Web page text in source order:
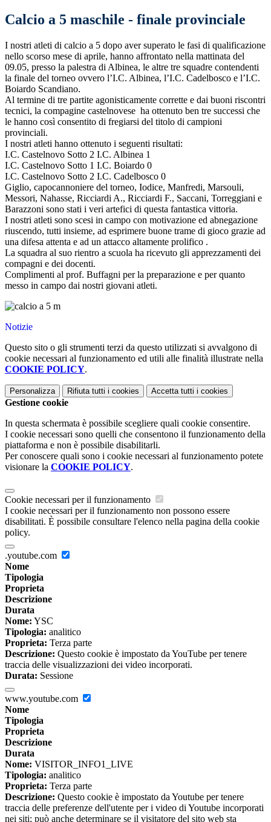
Calcio a 5 maschile - finale provinciale
I nostri atleti di calcio a 5 dopo aver superato le fasi di qualificazione
nello scorso mese di aprile, hanno affrontato nella mattinata del
09.05, presso la palestra di Albinea, le altre tre squadre contendenti
la finale del torneo ovvero l’I.C. Albinea, l’I.C. Cadelbosco e l’I.C.
Boiardo Scandiano.
Al termine di tre partite agonisticamente corrette e dai buoni riscontri
tecnici, la compagine castelnovese ha ottenuto ben tre successi che
le hanno così consentito di fregiarsi del titolo di campioni
provinciali.
I nostri atleti hanno ottenuto i seguenti risultati:
I.C. Castelnovo Sotto 2 I.C. Albinea 1
I.C. Castelnovo Sotto 1 I.C. Boiardo 0
I.C. Castelnovo Sotto 2 I.C. Cadelbosco 0
Giglio, capocannoniere del torneo, Iodice, Manfredi, Marsouli,
Messori, Nahasse, Ricciardi A., Ricciardi F., Saccani, Torreggiani e
Barazzoni sono stati i veri artefici di questa fantastica vittoria.
I nostri atleti sono scesi in campo con motivazione ed abnegazione
riuscendo, tutti insieme, ad esprimere buone trame di gioco grazie ad
una difesa attenta e ad un attacco altamente prolifico .
La squadra al suo rientro a scuola ha ricevuto gli apprezzamenti dei
compagni e dei docenti.
Complimenti al prof. Buffagni per la preparazione e per quanto
messo in campo dai nostri giovani atleti.
Notizie
Questo sito o gli strumenti terzi da questo utilizzati si avvalgono di
cookie necessari al funzionamento ed utili alle finalità illustrate nella
COOKIE POLICY.
Personalizza Rifiuta tutti i cookies Accetta tutti i cookies
Gestione cookie
In questa schermata è possibile scegliere quali cookie consentire.
I cookie necessari sono quelli che consentono il funzionamento della
piattaforma e non è possibile disabilitarli.
Per conoscere quali sono i cookie necessari al funzionamento potete
visionare la COOKIE POLICY.
Cookie necessari per il funzionamento
I cookie necessari per il funzionamento non possono essere
disabilitati. È possibile consultare l'elenco nella pagina della cookie
policy.
.youtube.com
Nome
Tipologia
Proprieta
Descrizione
Durata
Nome: YSC
Tipologia: analitico
Proprieta: Terza parte
Descrizione: Questo cookie è impostato da YouTube per tenere
traccia delle visualizzazioni dei video incorporati.
Durata: Sessione
www.youtube.com
Nome
Tipologia
Proprieta
Descrizione
Durata
Nome: VISITOR_INFO1_LIVE
Tipologia: analitico
Proprieta: Terza parte
Descrizione: Questo cookie è impostato da Youtube per tenere
traccia delle preferenze dell'utente per i video di Youtube incorporati
nei siti; può anche determinare se il visitatore del sito web sta